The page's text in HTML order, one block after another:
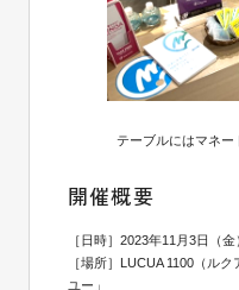
テーブルにはマネー
開催概要
［日時］2023年11月3日（金
［場所］LUCUA 1100（ル
ユー」